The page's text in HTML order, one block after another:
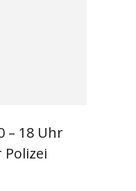
– 18 Uhr
Polizei